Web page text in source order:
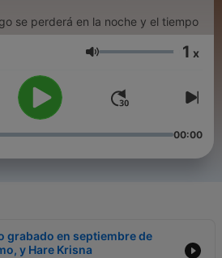
se perderá en la noche y el tiempo
Volumen 1 x
00:00
grabado en septiembre de
y Hare Krisna